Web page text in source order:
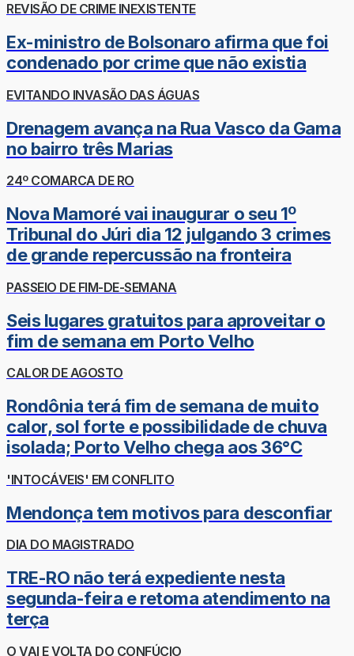
REVISÃO DE CRIME INEXISTENTE
Ex-ministro de Bolsonaro afirma que foi
condenado por crime que não existia
EVITANDO INVASÃO DAS ÁGUAS
Drenagem avança na Rua Vasco da Gama
no bairro três Marias
24º COMARCA DE RO
Nova Mamoré vai inaugurar o seu 1º
Tribunal do Júri dia 12 julgando 3 crimes
de grande repercussão na fronteira
PASSEIO DE FIM-DE-SEMANA
Seis lugares gratuitos para aproveitar o
fim de semana em Porto Velho
CALOR DE AGOSTO
Rondônia terá fim de semana de muito
calor, sol forte e possibilidade de chuva
isolada; Porto Velho chega aos 36°C
'INTOCÁVEIS' EM CONFLITO
Mendonça tem motivos para desconfiar
DIA DO MAGISTRADO
TRE-RO não terá expediente nesta
segunda-feira e retoma atendimento na
terça
O VAI E VOLTA DO CONFÚCIO